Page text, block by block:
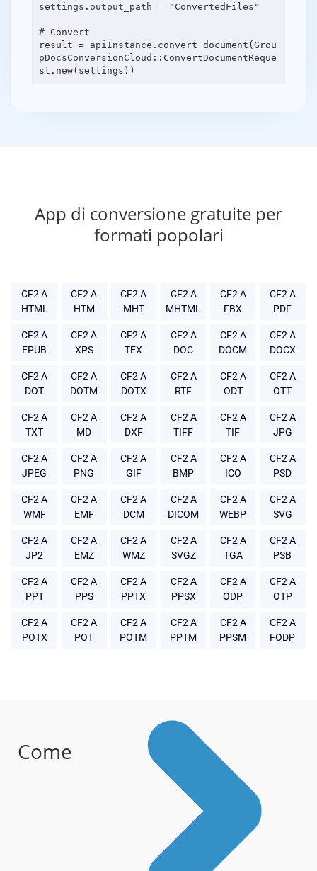
settings.output_path = "ConvertedFiles"
# Convert
result = apiInstance.convert_document(Grou
pDocsConversionCloud::ConvertDocumentReque
App di conversione gratuite per
formati popolari
CF2 A
HTML
CF2 A
HTM
CF2 A
MHT
CF2 A
MHTML
CF2 A
FBX
CF2 A
PDF
CF2 A
EPUB
CF2 A
XPS
CF2 A
TEX
CF2 A
DOC
CF2 A
DOCM
CF2 A
DOCX
CF2 A
DOT
CF2 A
DOTM
CF2 A
DOTX
CF2 A
RTF
CF2 A
ODT
CF2 A
OTT
CF2 A
TXT
CF2 A
MD
CF2 A
DXF
CF2 A
TIFF
CF2 A
TIF
CF2 A
JPG
CF2 A
JPEG
CF2 A
PNG
CF2 A
GIF
CF2 A
BMP
CF2 A
ICO
CF2 A
PSD
CF2 A
WMF
CF2 A
EMF
CF2 A
DCM
CF2 A
DICOM
CF2 A
WEBP
CF2 A
SVG
CF2 A
JP2
CF2 A
EMZ
CF2 A
WMZ
CF2 A
SVGZ
CF2 A
TGA
CF2 A
PSB
CF2 A
PPT
CF2 A
PPS
CF2 A
PPTX
CF2 A
PPSX
CF2 A
ODP
CF2 A
OTP
CF2 A
POTX
CF2 A
POT
CF2 A
POTM
CF2 A
PPTM
CF2 A
PPSM
CF2 A
FODP
Come